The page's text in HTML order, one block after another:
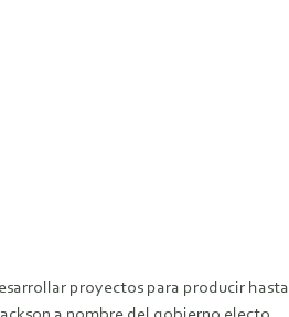
proyectos para producir